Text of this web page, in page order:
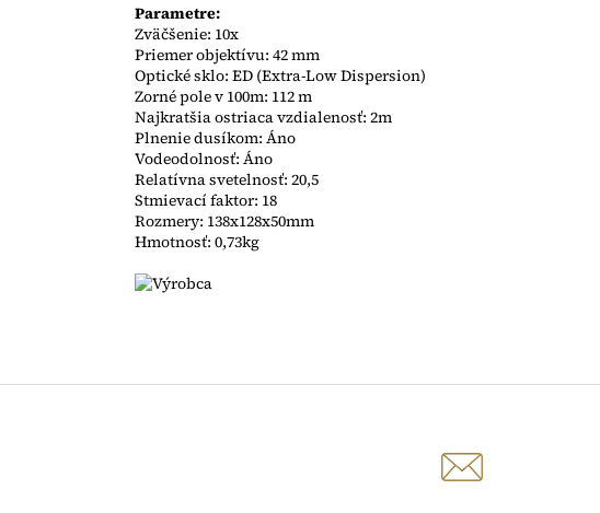
Parametre:
Zväčšenie: 10x
Priemer objektívu: 42 mm
Optické sklo: ED (Extra-Low Dispersion)
Zorné pole v 100m: 112 m
Najkratšia ostriaca vzdialenosť: 2m
Plnenie dusíkom: Áno
Vodeodolnosť: Áno
Relatívna svetelnosť: 20,5
Stmievací faktor: 18
Rozmery: 138x128x50mm
Hmotnosť: 0,73kg